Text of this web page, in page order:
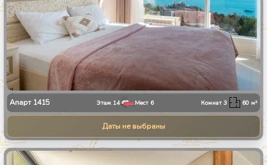
Апарт 1415 Этаж 14 Мест 6 Комнат3 60 м²
Даты не выбраны